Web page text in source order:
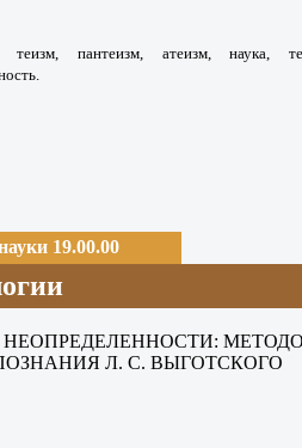
теизм, пантеизм, атеизм, наука,
19.00.00
Л. С. ВЫГОТСКОГО